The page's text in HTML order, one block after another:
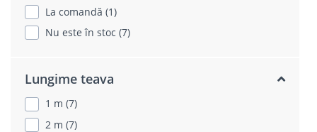
La comandă (1)
Nu este în stoc (7)
Lungime teava
1 m (7)
2 m (7)